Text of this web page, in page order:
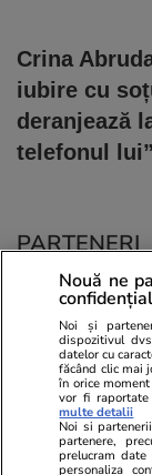
Crina
iubire cu
deranjează
telefonul lui”
PARTENERI
Nouă ne
Noi și
dispozitivul
datelor cu
făcând clic mai
în orice
vor fi
multe detalii
Noi si
partenere,
prelucram
personaliza